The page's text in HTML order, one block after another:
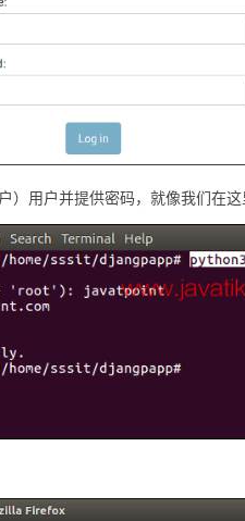
用户并提供密码，就像我们在这